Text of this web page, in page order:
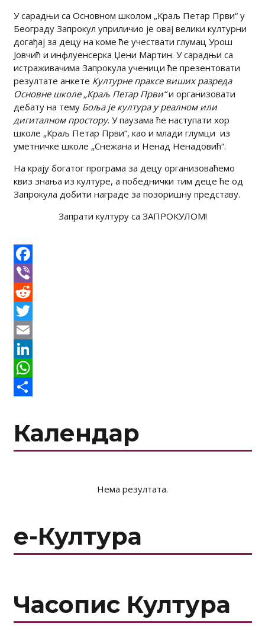
У сарадњи са Основном школом „Краљ Петар Први“ у
Београду Запрокул уприличио је овај велики културни
догађај за децу на коме ће учествати глумац Урош
Јовчић и инфлуенсерка Џени Мартин. У сарадњи са
истраживачима Запрокула ученици ће презентовати
резултате анкете Културне праксе виших разреда
Основне школе „Краљ Петар Први“и организовати
дебату на тему Боља је култура у реалном или
дигиталном простору. У паузама ће наступати хор
школе „Краљ Петар Први“, као и млади глумци из
уметничке школе „Снежана и Ненад Ненадовић“.
На крају богатог програма за децу организоваћемо
квиз знања из културе, а победнички тим деце ће од
Запрокула добити награде за позоришну представу.
Запрати културу са ЗАПРОКУЛОМ!
Facebook
Viber
Reddit
Twitter
Email
LinkedIn
WhatsApp
Календар
Нема резултата.
е-Култура
Часопис Култура